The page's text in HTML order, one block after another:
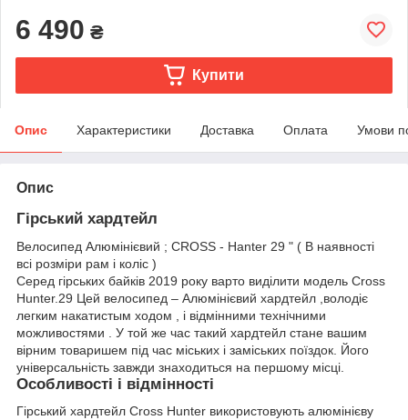
6 490 ₴
Купити
Опис Характеристики Доставка Оплата Умови
Опис
Гірський хардтейл
Велосипед Алюмінієвий ; CROSS - Hanter 29 " ( В наявності
всі розміри рам і коліс )
Серед гірських байків 2019 року варто виділити модель Cross
Hunter.29 Цей велосипед – Алюмінієвий хардтейл ,володіє
легким накатистым ходом , і відмінними технічними
можливостями . У той же час такий хардтейл стане вашим
вірним товаришем під час міських і заміських поїздок. Його
універсальність завжди знаходиться на першому місці.
Особливості і відмінності
Гірський хардтейл Cross Hunter використовують алюмінієву